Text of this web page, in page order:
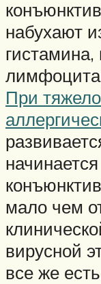
набухают
При
мало чем
вирусной
все же